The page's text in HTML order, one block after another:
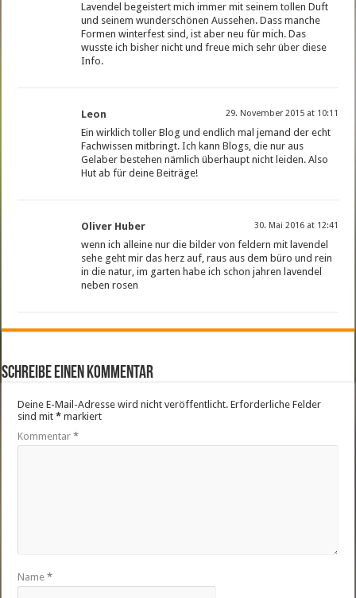
Lavendel begeistert mich immer mit seinem tollen Duft
und seinem wunderschönen Aussehen. Dass manche
Formen winterfest sind, ist aber neu für mich. Das
wusste ich bisher nicht und freue mich sehr über diese
Info.
Leon 29. November 2015 at 10:11
Ein wirklich toller Blog und endlich mal jemand der echt
Fachwissen mitbringt. Ich kann Blogs, die nur aus
Gelaber bestehen nämlich überhaupt nicht leiden. Also
Hut ab für deine Beiträge!
Oliver Huber 30. Mai 2016 at 12:41
wenn ich alleine nur die bilder von feldern mit lavendel
sehe geht mir das herz auf, raus aus dem büro und rein
in die natur, im garten habe ich schon jahren lavendel
neben rosen
Schreibe einen Kommentar
Deine E-Mail-Adresse wird nicht veröffentlicht. Erforderliche Felder
sind mit* markiert
Kommentar*
Name*